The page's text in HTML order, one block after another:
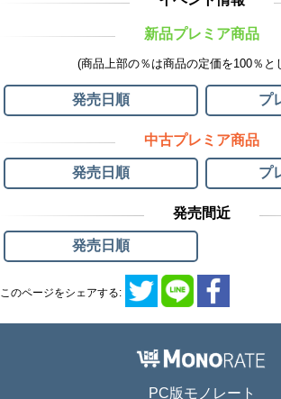
新品プレミア商品
(商品上部の％は商品の定価を100％と
発売日順 プ
中古プレミア商品
発売日順 プ
発売間近
発売日順
このページをシェアする:
PC版モノレート